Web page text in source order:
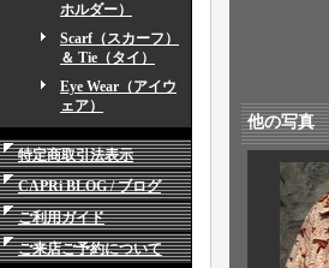
ホルダー）
Scarf（スカーフ）
＆ Tie（タイ）
Eye Wear（アイウ
ェア）
特定商取引法表示
CAPRi BLOG / ブログ
ご利用ガイド
ご来店ご予約について
他の写真